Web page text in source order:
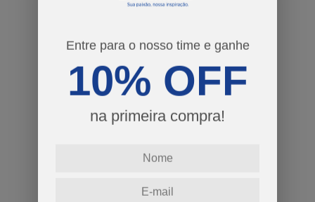
Entre para o nosso time e ganhe
10% OFF
na primeira compra!
tamanhos
10 14
Guia de Tamanhos